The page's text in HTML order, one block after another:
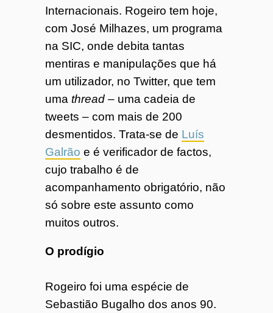
Internacionais. Rogeiro tem hoje,
com José Milhazes, um programa
na SIC, onde debita tantas
mentiras e manipulações que há
um utilizador, no Twitter, que tem
uma thread – uma cadeia de
tweets – com mais de 200
desmentidos. Trata-se de Luís
Galrão e é verificador de factos,
cujo trabalho é de
acompanhamento obrigatório, não
só sobre este assunto como
muitos outros.
O prodígio
Rogeiro foi uma espécie de
Sebastião Bugalho dos anos 90.